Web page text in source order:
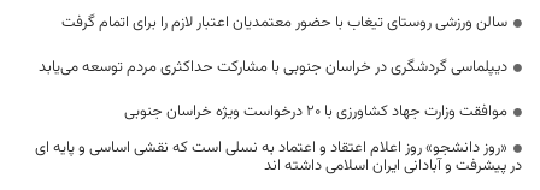
سالن ورزشی روستای تیغاب با حضور معتمدیان اعتبار لازم را برای اتمام گرفت
دیپلماسی گردشگری در خراسان جنوبی با مشارکت حداکثری مردم توسعه می‌یابد
موافقت وزارت جهاد کشاورزی با ۲۰ درخواست ویژه خراسان جنوبی
«روز دانشجو» روز اعلام اعتقاد و اعتماد به نسلی است که نقشی اساسی و پایه ای
در پیشرفت و آبادانی ایران اسلامی داشته اند